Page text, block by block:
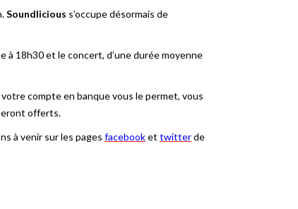
Soundlicious s’occupe désormais de
à 18h30 et le concert, d’une durée moyenne
compte en banque vous le permet, vous
offerts.
à venir sur les pages facebooket twitterde